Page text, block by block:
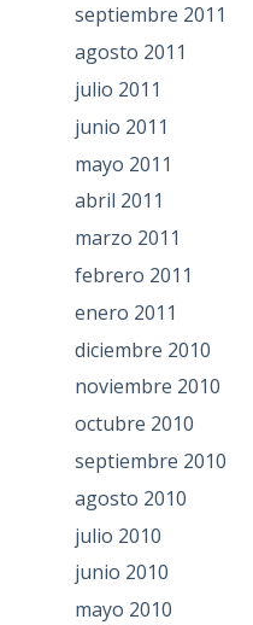
septiembre 2011
agosto 2011
julio 2011
junio 2011
mayo 2011
abril 2011
marzo 2011
febrero 2011
enero 2011
diciembre 2010
noviembre 2010
octubre 2010
septiembre 2010
agosto 2010
julio 2010
junio 2010
mayo 2010